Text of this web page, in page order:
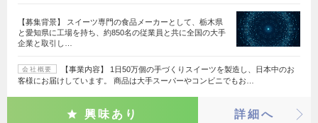
【募集背景】 スイーツ専門の食品メーカーとして、栃木県
と愛知県に工場を持ち、約850名の従業員と共に全国の大手
企業と取引し…
会社概要
【事業内容】 1日50万個の手づくりスイーツを製造し、日本中のお
客様にお届けしています。 商品は大手スーパーやコンビニでもお…
興味あり 詳細へ